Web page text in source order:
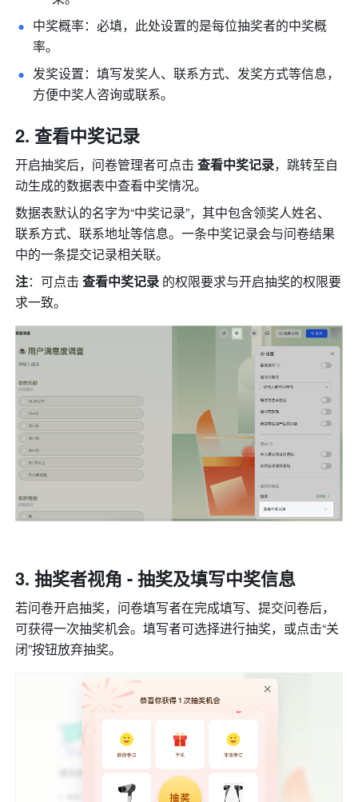
中奖概率：必填，此处设置的是每位抽奖者的中奖概
率。
发奖设置：填写发奖人、联系方式、发奖方式等信息，
方便中奖人咨询或联系。
查看中奖记录
开启抽奖后，问卷管理者可点击 查看中奖记录，跳转至自
动生成的数据表中查看中奖情况。
数据表默认的名字为“中奖记录”，其中包含领奖人姓名、
联系方式、联系地址等信息。一条中奖记录会与问卷结果
中的一条提交记录相关联。
注：可点击 查看中奖记录 的权限要求与开启抽奖的权限要
求一致。
抽奖者视角 - 抽奖及填写中奖信息
若问卷开启抽奖，问卷填写者在完成填写、提交问卷后，
可获得一次抽奖机会。填写者可选择进行抽奖，或点击“关
闭”按钮放弃抽奖。